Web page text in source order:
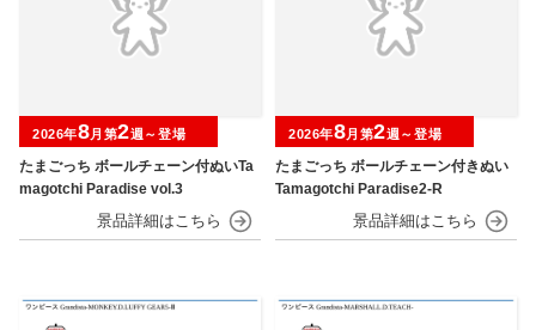
たまごっち ボールチェーン付ぬいTa
magotchi Paradise vol.3
2026年8月第2週～登場
たまごっち ボールチェーン付きぬい
Tamagotchi Paradise2-R
2026年8月第2週～登場